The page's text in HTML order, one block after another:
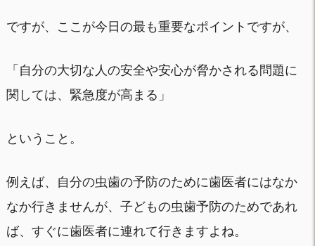
ですが、ここが今日の最も重要なポイントですが、
「自分の大切な人の安全や安心が脅かされる問題に
関しては、緊急度が高まる」
ということ。
例えば、自分の虫歯の予防のために歯医者にはなか
なか行きませんが、子どもの虫歯予防のためであれ
ば、すぐに歯医者に連れて行きますよね。